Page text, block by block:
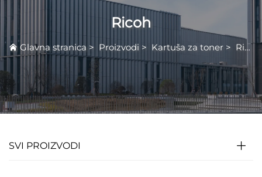
Ricoh
Glavna stranica > Proizvodi > Kartuša za toner > Ricoh
SVI PROIZVODI